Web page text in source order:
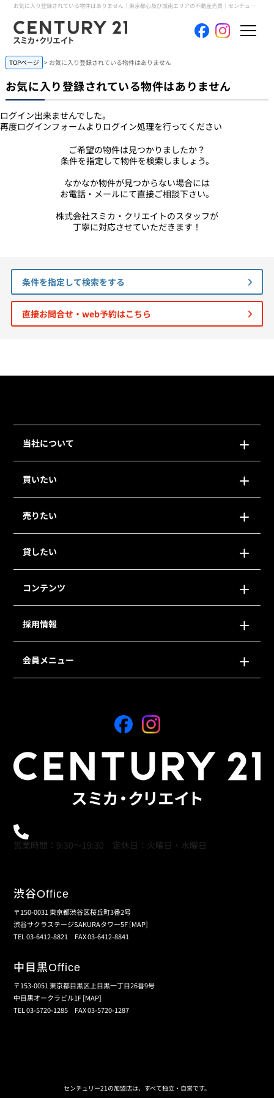
お気に入り登録されている物件はありません｜東京都心及び城南エリアの不動産売買｜センチュリー21スミカ・クリエイト
ホーム
当社について
買いたい
売りたい
コンテンツ
採用情報
個人情報保護の取扱い
TOPページ > お気に入り登録されている物件はありません
お気に入り登録されている物件はありません
ログイン出来ませんでした。
再度ログインフォームよりログイン処理を行ってください
ご希望の物件は見つかりましたか？
条件を指定して物件を検索しましょう。
なかなか物件が見つからない場合には
お電話・メールにて直接ご相談下さい。
株式会社スミカ・クリエイトのスタッフが
丁寧に対応させていただきます！
条件を指定して検索をする
直接お問合せ・web予約はこちら
当社について
買いたい
売りたい
貸したい
コンテンツ
採用情報
会員メニュー
営業時間：9:30～19:30 定休日：火曜日・水曜日
渋谷Office
〒150-0031 東京都渋谷区桜丘町3番2号
渋谷サクラステージSAKURAタワー5F[MAP]
TEL 03-6412-8821 FAX 03-6412-8841
中目黒Office
〒153-0051 東京都目黒区上目黒一丁目26番9号
中目黒オークラビル1F[MAP]
TEL 03-5720-1285 FAX 03-5720-1287
センチュリー21の加盟店は、すべて独立・自営です。